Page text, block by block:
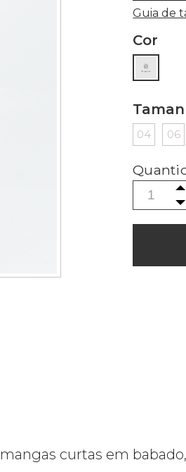
Guia de
Cor
04 06
curtas em